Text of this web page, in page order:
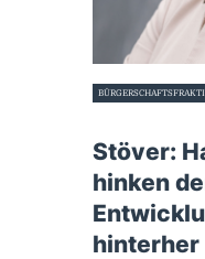
Stöver:
hinken
hinterher